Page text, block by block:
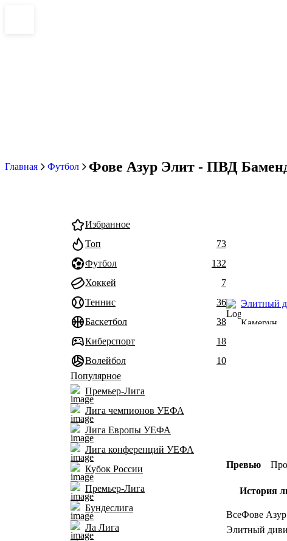
Главная Футбол Фове Азур Элит - ПВД
Избранное
Топ
73
Футбол
132
Хоккей
7
Теннис
36
Баскетбол
38
Киберспорт
18
Волейбол
10
Популярное
Премьер-Лига
Лига чемпионов УЕФА
Лига Европы УЕФА
Лига конференций УЕФА
Кубок России
Премьер-Лига
Бундеслига
Ла Лига
Элитный
Камерун
Превью
История
ВсеФове
Элитный